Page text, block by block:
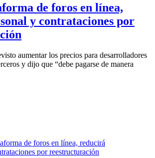
de foros en línea,
y contrataciones por
aumentar los precios para desarrolladores
y dijo que “debe pagarse de manera